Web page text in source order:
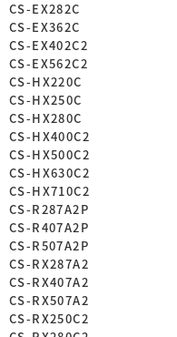
CS-EX282C
CS-EX362C
CS-EX402C2
CS-EX562C2
CS-HX220C
CS-HX250C
CS-HX280C
CS-HX400C2
CS-HX500C2
CS-HX630C2
CS-HX710C2
CS-R287A2P
CS-R407A2P
CS-R507A2P
CS-RX287A2
CS-RX407A2
CS-RX507A2
CS-RX250C2